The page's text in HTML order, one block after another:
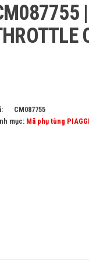
CM087755
mục: Mã phụ tùng